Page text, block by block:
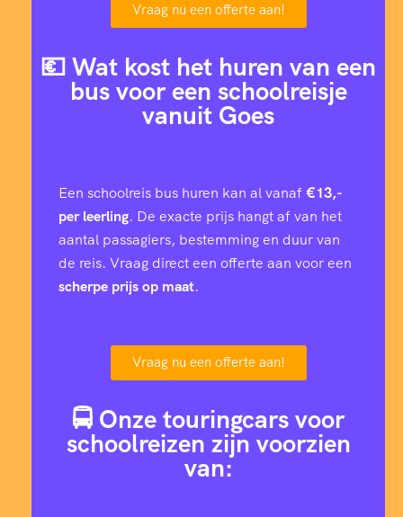
Vraag nu een offerte aan!
💶 Wat kost het huren van een
bus voor een schoolreisje
vanuit Goes
Een schoolreis bus huren kan al vanaf€13,-
per leerling. De exacte prijs hangt af van het
aantal passagiers, bestemming en duur van
de reis. Vraag direct een offerte aan voor een
scherpe prijs op maat.
Vraag nu een offerte aan!
🚍 Onze touringcars voor
schoolreizen zijn voorzien
van: